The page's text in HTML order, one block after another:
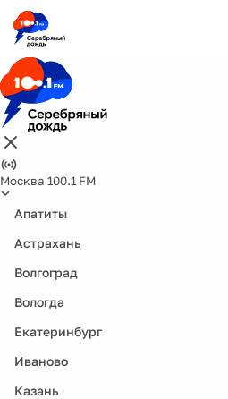
Москва 100.1 FM
Апатиты
Астрахань
Волгоград
Вологда
Екатеринбург
Иваново
Казань